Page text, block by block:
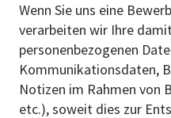
Wenn Sie uns eine
verarbeiten wir Ihre
personenbezogenen
Kommunikationsdaten,
Notizen im Rahmen von
etc.), soweit dies zur